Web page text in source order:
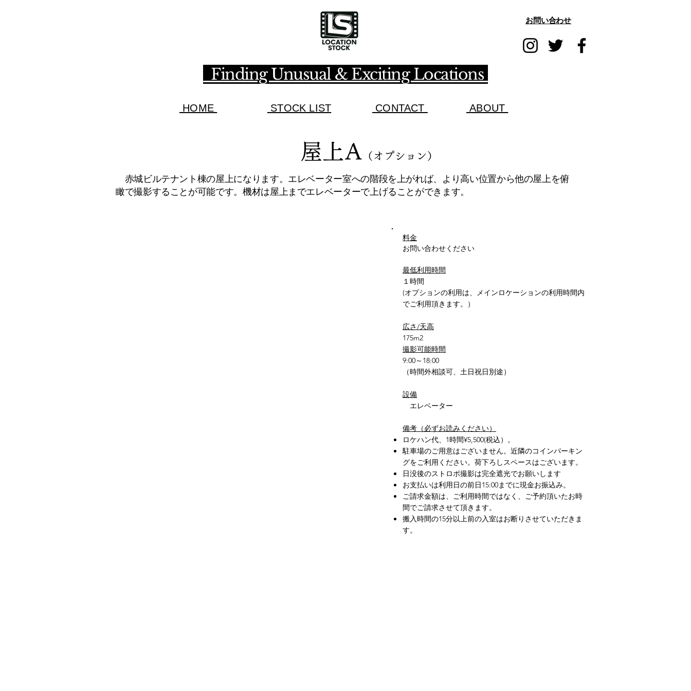
お問い合わせ
Finding Unusual & Exciting Locations
HOME STOCK LIST​ CONTACT ABOUT
​屋上A （オプション）
赤城ビルテナント棟の屋上になります。エレベーター室への階段を上がれば、より高い位置から他の屋上を俯
瞰で撮影することが可能です。機材は屋上までエレベーターで上げることができます。
料金
お問い合わせください
最低利用時間
１時間
(オプションの利用は、メインロケーションの利用時間内
でご利用頂きます。）
広さ/天高
175m2
撮影可能時間
9:00～18:00
（時間外相談可、土日祝日別途）
設備
エレベーター
備考（必ずお読みください）
ロケハン代、1時間¥5,500(税込）。
駐車場のご用意はございません。近隣のコインパーキン
グをご利用ください。荷下ろしスペースはございます。
日没後のストロボ撮影は完全遮光でお願いします
お支払いは利用日の前日15:00までに現金お振込み。
ご請求金額は、ご利用時間ではなく、ご予約頂いたお時
間でご請求させて頂きます。
搬入時間の15分以上前の入室はお断りさせていただきま
す。